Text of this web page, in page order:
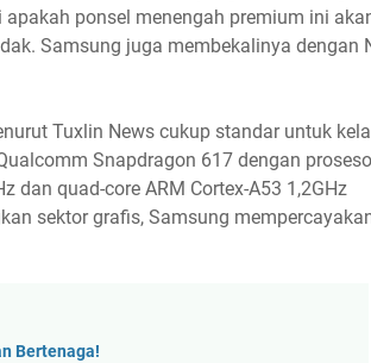
ponsel menengah premium ini
Samsung juga membekalinya dengan
Tuxlin News cukup standar untuk
Snapdragon 617 dengan
dan quad-core ARM Cortex-A53 1,2GHz
sektor grafis, Samsung
Bertenaga!